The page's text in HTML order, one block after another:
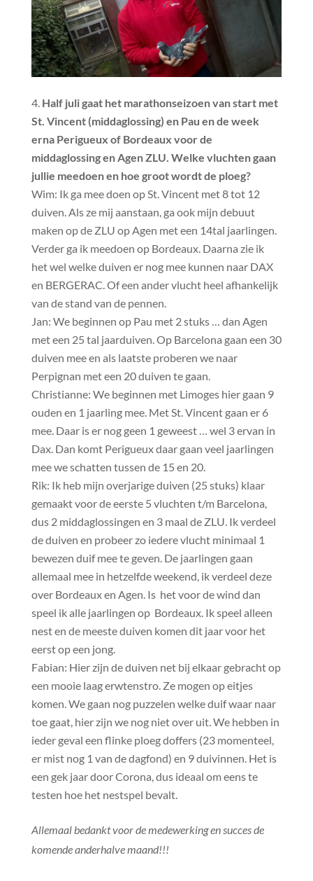
Half juli gaat het marathonseizoen van start met
St. Vincent (middaglossing) en Pau en de week
erna Perigueux of Bordeaux voor de
middaglossing en Agen ZLU. Welke vluchten gaan
jullie meedoen en hoe groot wordt de ploeg?
Wim: Ik ga mee doen op St. Vincent met 8 tot 12
duiven. Als ze mij aanstaan, ga ook mijn debuut
maken op de ZLU op Agen met een 14tal jaarlingen.
Verder ga ik meedoen op Bordeaux. Daarna zie ik
het wel welke duiven er nog mee kunnen naar DAX
en BERGERAC. Of een ander vlucht heel afhankelijk
van de stand van de pennen.
Jan: We beginnen op Pau met 2 stuks … dan Agen
met een 25 tal jaarduiven. Op Barcelona gaan een 30
duiven mee en als laatste proberen we naar
Perpignan met een 20 duiven te gaan.
Christianne: We beginnen met Limoges hier gaan 9
ouden en 1 jaarling mee. Met St. Vincent gaan er 6
mee. Daar is er nog geen 1 geweest … wel 3 ervan in
Dax. Dan komt Perigueux daar gaan veel jaarlingen
mee we schatten tussen de 15 en 20.
Rik: Ik heb mijn overjarige duiven (25 stuks) klaar
gemaakt voor de eerste 5 vluchten t/m Barcelona,
dus 2 middaglossingen en 3 maal de ZLU. Ik verdeel
de duiven en probeer zo iedere vlucht minimaal 1
bewezen duif mee te geven. De jaarlingen gaan
allemaal mee in hetzelfde weekend, ik verdeel deze
over Bordeaux en Agen. Is het voor de wind dan
speel ik alle jaarlingen op Bordeaux. Ik speel alleen
nest en de meeste duiven komen dit jaar voor het
eerst op een jong.
Fabian: Hier zijn de duiven net bij elkaar gebracht op
een mooie laag erwtenstro. Ze mogen op eitjes
komen. We gaan nog puzzelen welke duif waar naar
toe gaat, hier zijn we nog niet over uit. We hebben in
ieder geval een flinke ploeg doffers (23 momenteel,
er mist nog 1 van de dagfond) en 9 duivinnen. Het is
een gek jaar door Corona, dus ideaal om eens te
testen hoe het nestspel bevalt.
Allemaal bedankt voor de medewerking en succes de
komende anderhalve maand!!!